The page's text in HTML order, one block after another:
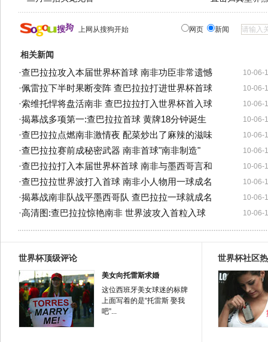
上网从搜狗开始 网页 新闻
相关新闻
10-06-
·查巴拉拉攻入本届世界杯首球 南非功臣非常遗憾
10-06-
·佩雷拉下半时果断变阵 查巴拉拉打进世界杯首球
10-06-
·索维托悍将盘活南非 查巴拉拉打入世界杯首入球
10-06-
·揭幕战多项第一:查巴拉拉首球 黄牌18分钟诞生
10-06-
·查巴拉拉点燃南非激情夜 配菜炒出了麻辣的滋味
10-06-
·查巴拉拉赛前成秘密武器 南非首球"南非制造"
10-06-
·查巴拉拉打入本届世界杯首球 南非与墨西哥言和
10-06-
·查巴拉拉世界波打入首球 南非小人物用一球成名
10-06-
·揭幕战南非队战平墨西哥队 查巴拉拉一球就成名
10-06-
·高清图:查巴拉拉惊艳南非 世界波攻入首粒入球
世界杯顶级评论
美女向托雷斯求婚
这位西班牙美女球迷的标牌
上面写着的是“托雷斯 娶我
吧”...
世界杯社区